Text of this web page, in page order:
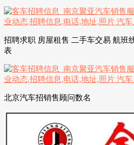
招聘求职 房屋租售 二手车交易 航班
表
北京汽车招销售顾问数名